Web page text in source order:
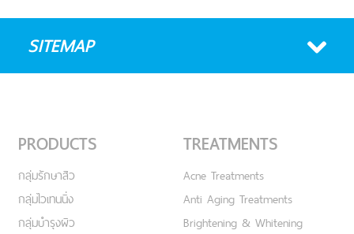
SITEMAP
PRODUCTS
กลุ่มรักษาสิว
กลุ่มไวเทนนิ่ง
กลุ่มบำรุงผิว
TREATMENTS
Acne Treatments
Anti Aging Treatments
Brightening & Whitening